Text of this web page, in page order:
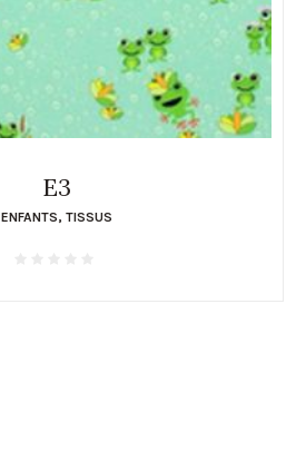
E3
ENFANTS, TISSUS